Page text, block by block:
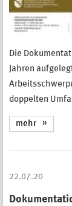
Die
Jahren
doppelten
mehr
22.07.20